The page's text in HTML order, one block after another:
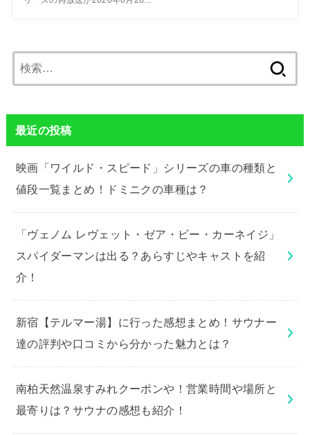
索:
最近の投稿
映画「ワイルド・スピード」シリーズの車の種類と
値段一覧まとめ！ドミニクの車種は？
「ヴェノム レヴェット・ゼア・ビー・カーネイジ」
スパイダーマンは出る？あらすじやキャストを紹
介！
新宿【テルマー湯】に行った感想まとめ！サウナー
達の評判や口コミから分かった魅力とは？
南柏天然温泉すみれクーポンや！営業時間や場所と
最寄りは？サウナの感想も紹介！